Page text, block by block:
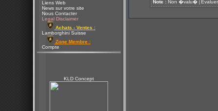
Liens Web
News sur votre site
Nous Contacter
Legal Disclaimer
Achats - Ventes :
Lamborghini Suisse
Zone Membre :
Compte
KLD Concept
Note : Non �valu� [ Evaluer